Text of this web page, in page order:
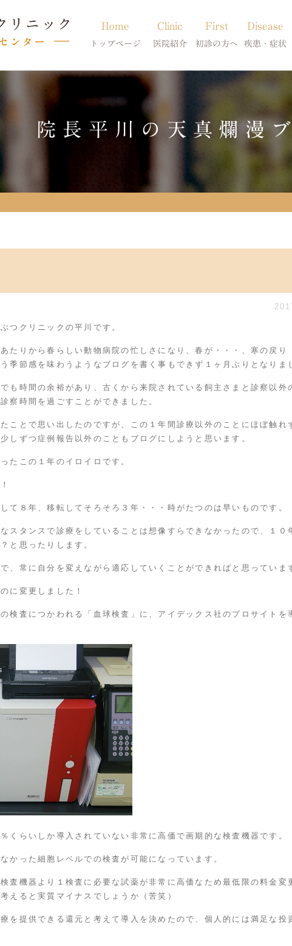
Home
トップページ
Clinic
医院紹介
当院のご紹介
獣医師紹介
First
初診の方へ
初診の方へ
Disease
疾患・症状
アトピー・アレルギ
膿皮症・脂漏症
脱毛症・アロペシア
アポキルが効かな
体質
院長平川の天真爛漫
つクリニックの平川です。
たりから春らしい動物病院の忙しさになり、春が・・・、寒の戻り
季節感を味わうようなブログを書く事もできず１ヶ月ぶりとなりま
も時間の余裕があり、古くから来院されている飼主さまと診察以外
察時間を過ごすことができました。
ことで思い出したのですが、この１年間診療以外のことにほぼ触れ
しずつ症例報告以外のこともブログにしようと思います。
たこの１年のイロイロです。
て８年、移転してそろそろ３年・・・時がたつのは早いものです。
スタンスで診療をしていることは想像すらできなかったので、１０
と思ったりします。
、常に自分を変えながら適応していくことができればと思っていま
に変更しました！
検査につかわれる「血球検査」に、アイデックス社のプロサイトを
くらいしか導入されていない非常に高価で画期的な検査機器です。
かった細胞レベルでの検査が可能になっています。
査機器より１検査に必要な試薬が非常に高価なため最低限の料金変
えると実質マイナスでしょうか（苦笑）
を提供できる還元と考えて導入を決めたので、個人的には満足な投